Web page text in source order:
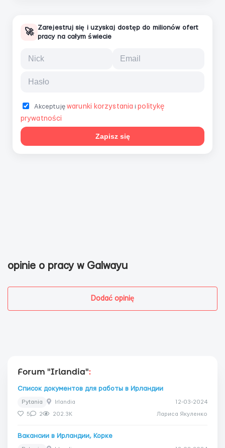
🚀
Zarejestruj się i uzyskaj dostęp do milionów ofert
pracy na całym świecie
Akceptujęwarunki korzystania ipolitykę
prywatności
Zapisz się
opinie o pracy w Galwayu
Dodać opinię
Forum "Irlandia":
Список документов для работы в Ирландии
Pytania Irlandia 12-03-2024
5 2 202.3K Лариса Якуленко
Вакансии в Ирландии, Корке